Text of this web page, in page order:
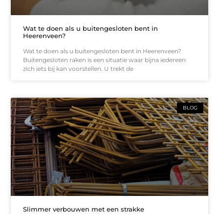
Wat te doen als u buitengesloten bent in
Heerenveen?
Wat te doen als u buitengesloten bent in Heerenveen?
Buitengesloten raken is een situatie waar bijna iedereen
zich iets bij kan voorstellen. U trekt de
BLOG
Slimmer verbouwen met een strakke